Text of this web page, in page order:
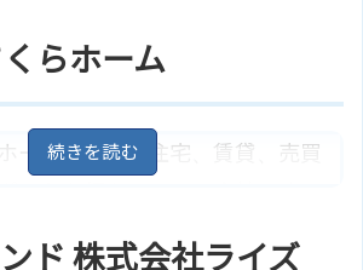
らホーム
ームは、新築住宅、賃貸、売買
ド 株式会社ライズ